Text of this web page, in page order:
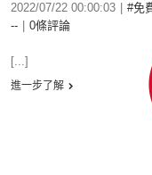
2022/07/22 00:00:03 #免
--
0條評論
[...]
進一步了解